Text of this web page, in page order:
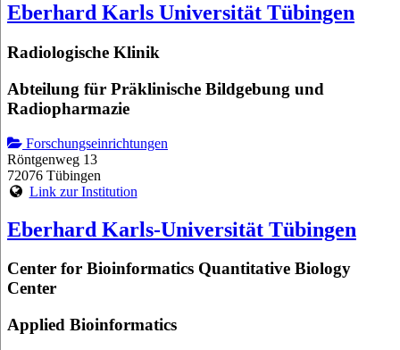
Eberhard Karls Universität Tübingen
Radiologische Klinik
Abteilung für Präklinische Bildgebung und
Radiopharmazie
Forschungseinrichtungen
Röntgenweg 13
72076 Tübingen
Link zur Institution
Eberhard Karls-Universität Tübingen
Center for Bioinformatics Quantitative Biology
Center
Applied Bioinformatics